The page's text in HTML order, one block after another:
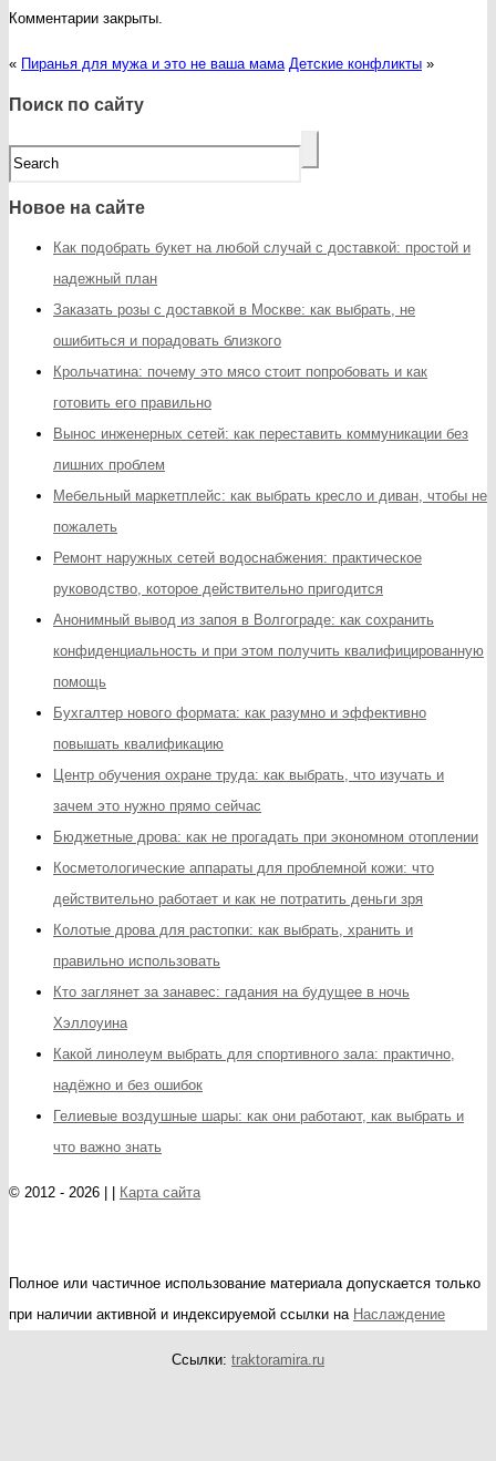
Комментарии закрыты.
« Пиранья для мужа и это не ваша мама Детские конфликты »
Поиск по сайту
Новое на сайте
Как подобрать букет на любой случай с доставкой: простой и
надежный план
Заказать розы с доставкой в Москве: как выбрать, не
ошибиться и порадовать близкого
Крольчатина: почему это мясо стоит попробовать и как
готовить его правильно
Вынос инженерных сетей: как переставить коммуникации без
лишних проблем
Мебельный маркетплейс: как выбрать кресло и диван, чтобы не
пожалеть
Ремонт наружных сетей водоснабжения: практическое
руководство, которое действительно пригодится
Анонимный вывод из запоя в Волгограде: как сохранить
конфиденциальность и при этом получить квалифицированную
помощь
Бухгалтер нового формата: как разумно и эффективно
повышать квалификацию
Центр обучения охране труда: как выбрать, что изучать и
зачем это нужно прямо сейчас
Бюджетные дрова: как не прогадать при экономном отоплении
Косметологические аппараты для проблемной кожи: что
действительно работает и как не потратить деньги зря
Колотые дрова для растопки: как выбрать, хранить и
правильно использовать
Кто заглянет за занавес: гадания на будущее в ночь
Хэллоуина
Какой линолеум выбрать для спортивного зала: практично,
надёжно и без ошибок
Гелиевые воздушные шары: как они работают, как выбрать и
что важно знать
© 2012 - 2026 | | Карта сайта
Полное или частичное использование материала допускается только
при наличии активной и индексируемой ссылки на Наслаждение
Ссылки: traktoramira.ru